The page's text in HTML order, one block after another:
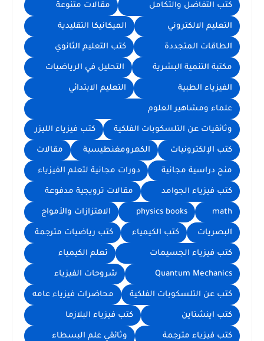
كتب التفاضل والتكامل مقالات متنوعة
التعليم الالكتروني الميكانيكا التقليدية
الطاقات المتجددة كتب التعليم الثانوي
مكتبة التنمية البشرية التحليل في الرياضيات
الفيزياء الطبية التعليم الابتدائي
علماء ومشاهير العلوم
وثائقيات عن التلسكوبات الفلكية كتب فيزياء الليزر
كتب الإلكترونيات الكهرومغنطيسية مقالات
منح دراسية مجانية دورات مجانية لتعلم الفيزياء
كتب فيزياء الجوامد مقالات ترويجية مدفوعة
math
physics books الاهتزازات والأمواج
البصريات كتب الكيمياء كتب رياضيات مترجمة
كتب فيزياء الجسيمات تعلم الكيمياء
Quantum Mechanics شروحات الفيزياء
كتب عن التلسكوبات الفلكية محاضرات فيزياء عامه
كتب اينشتاين كتب فيزياء البلازما
كتب فيزياء مترجمة وثائقي علم البسطاء